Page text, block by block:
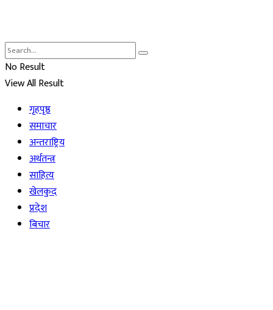
No Result
View All Result
गृहपृष्ठ
समाचार
अन्तराष्ट्रिय
अर्थतन्त्र
साहित्य
खेलकुद
प्रदेश
बिचार